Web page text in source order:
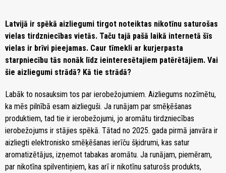
Latvijā ir spēkā aizliegumi tirgot noteiktas nikotīnu saturošas
vielas tirdzniecības vietās. Taču tajā pašā laikā internetā šīs
vielas ir brīvi pieejamas. Caur tīmekli ar kurjerpasta
starpniecību tās nonāk līdz ieinteresētajiem patērētājiem. Vai
šie aizliegumi strādā? Kā tie strādā?
Labāk to nosauksim tos par ierobežojumiem. Aizliegums nozīmētu,
ka mēs pilnībā esam aizlieguši. Ja runājam par smēķēšanas
produktiem, tad tie ir ierobežojumi, jo aromātu tirdzniecības
ierobežojums ir stājies spēkā. Tātad no 2025. gada pirmā janvāra ir
aizliegti elektronisko smēķēšanas ierīču šķidrumi, kas satur
aromatizētājus, izņemot tabakas aromātu. Ja runājam, piemēram,
par nikotīna spilventiņiem, kas arī ir nikotīnu saturošs produkts,